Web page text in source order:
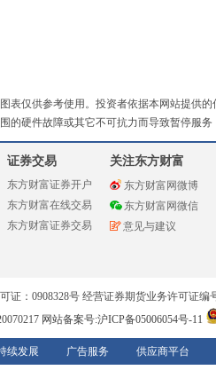
表仅供参考使用。投资者依据本网站提供
的硬件故障或其它不可抗力而导致暂停服
证券交易
东方财富证券开户
东方财富在线交易
东方财富证券交易
关注东方财富
东方财富网微博
东方财富网微信
意见与建议
证：0908328号 经营证券期货业务许可证编
网站备案号:沪ICP备05006054号-11
续发展 广告服务 供应商平台